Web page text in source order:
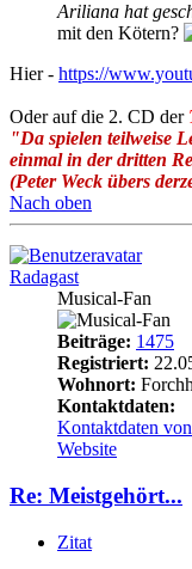
Ariliana hat
mit den Kötern?
Hier - https://
Oder auf die 2. CD der
"Da spielen teilweise
einmal in der dritten
(Peter Weck übers
Nach oben
Radagast
Musical-Fan
Beiträge: 1475
Registriert:
Wohnort:
Kontaktdaten:
Kontaktdaten
Website
Re: Meistgehört...
Zitat